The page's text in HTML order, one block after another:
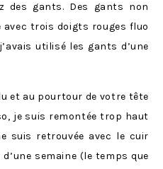
des gants. Des gants non
trois doigts rouges fluo
utilisé les gants d’une
et au pourtour de votre tête
je suis remontée trop haut
suis retrouvée avec le cuir
semaine (le temps que